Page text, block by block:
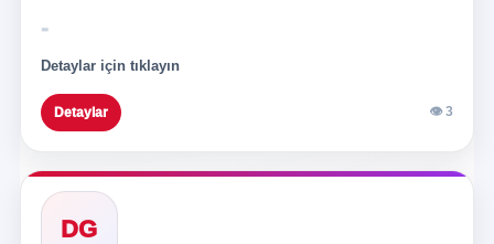
-
Detaylar için tıklayın
Detaylar 👁 3
DG